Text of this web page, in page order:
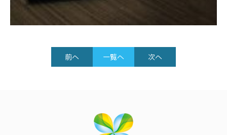
前へ 一覧へ 次へ